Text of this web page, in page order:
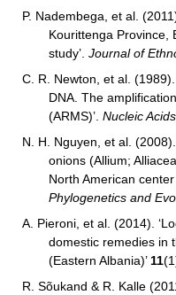
P. Nadembega, et al.
Kourittenga Province,
study’. Journal of
C. R. Newton, et al.
DNA. The
(ARMS)’. Nucleic
N. H. Nguyen, et al.
onions (Allium;
North American center
Phylogenetics and
A. Pieroni, et al. (2014).
domestic remedies in
(Eastern Albania)’11
R. Sõukand & R. Kalle